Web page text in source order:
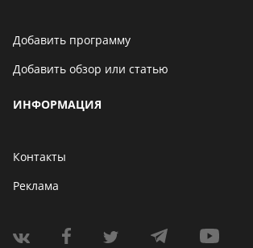
Добавить программу
Добавить обзор или статью
ИНФОРМАЦИЯ
Контакты
Реклама